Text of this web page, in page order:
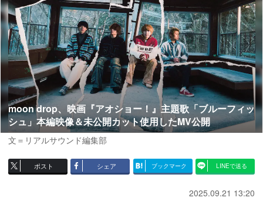
moon drop、映画『アオショー！』主題歌「ブルーフィッ
シュ」本編映像＆未公開カット使用したMV公開
文＝リアルサウンド編集部
ポスト シェア ブックマーク LINEで送る
2025.09.21 13:20